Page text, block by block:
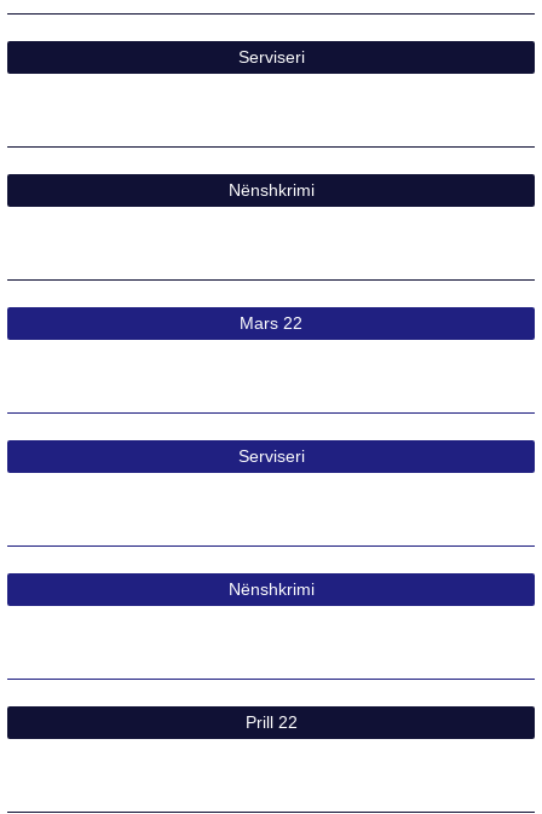
Serviseri
Nënshkrimi
Mars 22​
Serviseri
Nënshkrimi​
Prill 22​